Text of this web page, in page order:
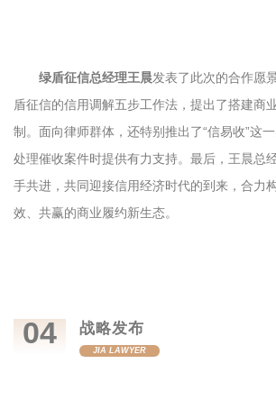
绿盾征信总经理王晨发表了此次的合作愿景
盾征信的信用调解五步工作法，提出了搭建商
制。面向律师群体，还特别推出了“信易收”这
处理催收案件时提供有力支持。最后，王晨总
手共进，共同迎接信用经济时代的到来，合力
效、共赢的商业履约新生态。
04 战略发布
JIA LAWYER